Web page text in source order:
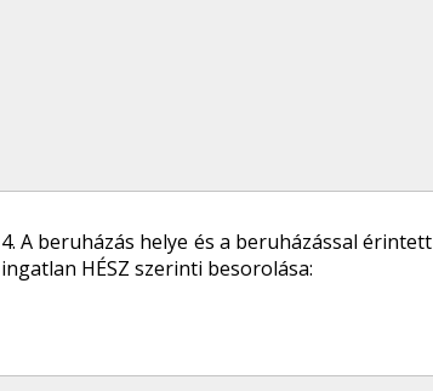
4. A beruházás helye és a beruházással érintett
ingatlan HÉSZ szerinti besorolása: